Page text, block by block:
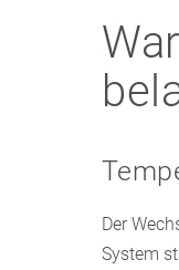
Der
System